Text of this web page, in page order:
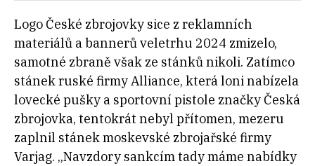
Logo České zbrojovky sice z reklamních
materiálů a bannerů veletrhu 2024 zmizelo,
samotné zbraně však ze stánků nikoli. Zatímco
stánek ruské firmy Alliance, která loni nabízela
lovecké pušky a sportovní pistole značky Česká
zbrojovka, tentokrát nebyl přítomen, mezeru
zaplnil stánek moskevské zbrojařské firmy
Varjag. „Navzdory sankcím tady máme nabídky